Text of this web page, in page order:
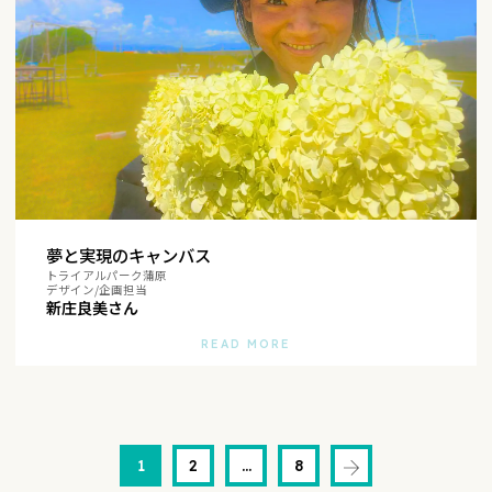
夢と実現のキャンバス
トライアルパーク蒲原
デザイン/企画担当
新庄良美さん
READ MORE
投
1 2 … 8